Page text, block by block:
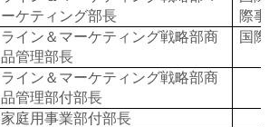
ーケティング部長
際事
ライン＆マーケティング戦略部商
品管理部長
国際
ライン＆マーケティング戦略部商
品管理部付部長
家庭用事業部付部長